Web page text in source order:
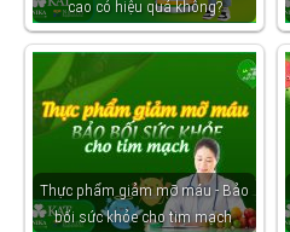
cao có hiệu quả không?
Thực phẩm giảm mỡ máu - Bảo
bối sức khỏe cho tim mạch